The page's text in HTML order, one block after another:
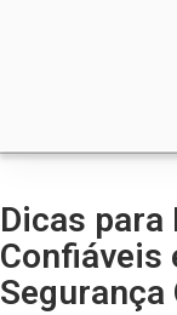
Dicas
Confiáveis
Segurança